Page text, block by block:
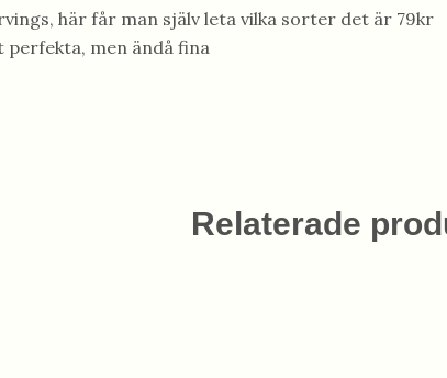
här får man själv leta vilka sorter det är 79kr
perfekta, men ändå fina
Relaterade